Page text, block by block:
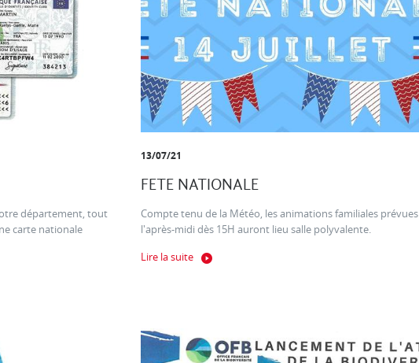
département, tout
carte nationale
13/07/21
FETE NATIONALE
Compte tenu de la Météo, les animations familiales prévues
l'après-midi dès 15H auront lieu salle polyvalente.
Lire la suite